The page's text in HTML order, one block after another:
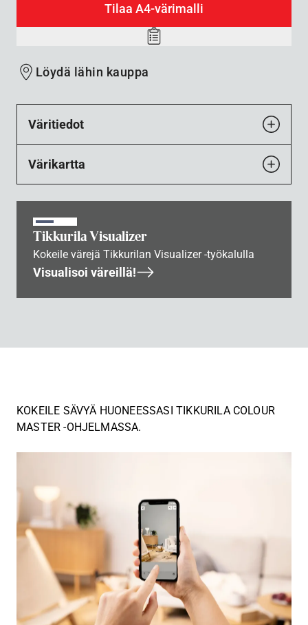
Tilaa A4-värimalli
Add
Löydä lähin kauppa
Väritiedot
Värikartta
Tikkurila Visualizer
Kokeile värejä Tikkurilan Visualizer -työkalulla
Visualisoi väreillä!
KOKEILE SÄVYÄ HUONEESSASI TIKKURILA COLOUR
MASTER -OHJELMASSA.